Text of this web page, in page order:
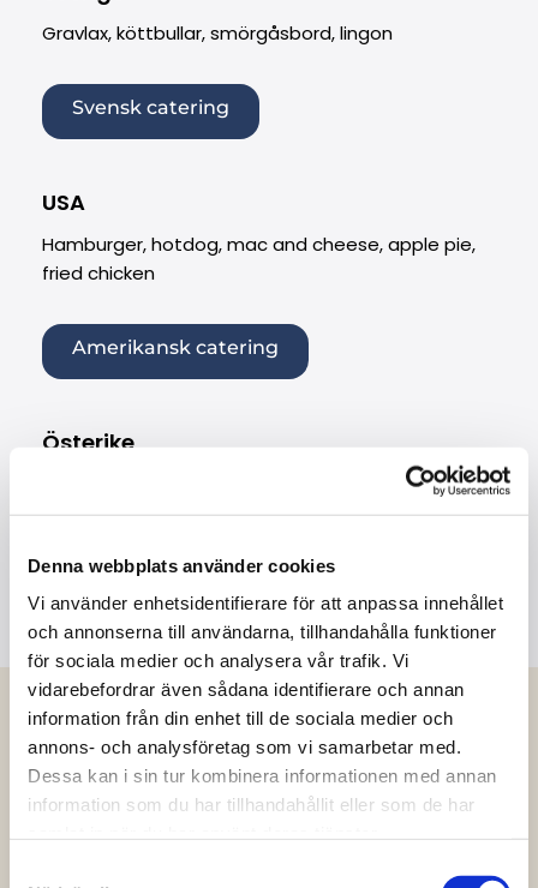
Denna webbplats använder cookies
Vi använder enhetsidentifierare för att anpassa innehållet
och annonserna till användarna, tillhandahålla funktioner
för sociala medier och analysera vår trafik. Vi
vidarebefordrar även sådana identifierare och annan
information från din enhet till de sociala medier och
annons- och analysföretag som vi samarbetar med.
Dessa kan i sin tur kombinera informationen med annan
information som du har tillhandahållit eller som de har
Gravlax, köttbullar, smörgåsbord, lingon
Svensk catering
USA
Hamburger, hotdog, mac and cheese, apple pie,
fried chicken
Amerikansk catering
Österike
Kaspressknödel, Schupfnudeln, Kaiserschmarrn
CATERTING TILL VARDAG &
FEST